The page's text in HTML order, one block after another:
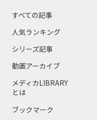
すべての記事
人気ランキング
シリーズ記事
動画アーカイブ
メディカLIBRARY
とは
ブックマーク